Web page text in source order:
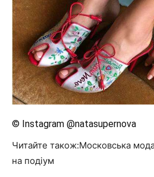
© Instagram @natasupernova
Читайте також:Московська
на подіум